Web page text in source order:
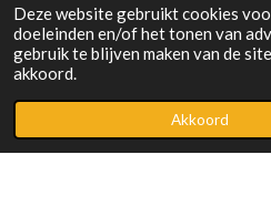
Deze website gebruikt cookies
doeleinden en/of het tonen van
gebruik te blijven maken van de
akkoord.
Akkoord
©2020 - 2024 Sanders en De Haan | Website
eigen foto's
Telefoonnummer